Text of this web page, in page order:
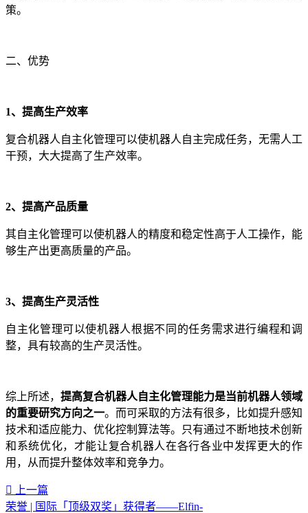
策。
二、优势
1、提高生产效率
复合机器人自主化管理可以使机器人自主完成任务，无需人工
干预，大大提高了生产效率。
2、提高产品质量
其自主化管理可以使机器人的精度和稳定性高于人工操作，能
够生产出更高质量的产品。
3、提高生产灵活性
自主化管理可以使机器人根据不同的任务需求进行编程和调
整，具有较高的生产灵活性。
综上所述， 提高复合机器人自主化管理能力是当前机器人领域
的重要研究方向之一。而可采取的方法有很多，比如提升感知
技术和适应能力、优化控制算法等。只有通过不断地技术创新
和系统优化，才能让复合机器人在各行各业中发挥更大的作
用，从而提升整体效率和竞争力。‍
上一篇
荣誉 | 国际「顶级双奖」获得者——Elfin-